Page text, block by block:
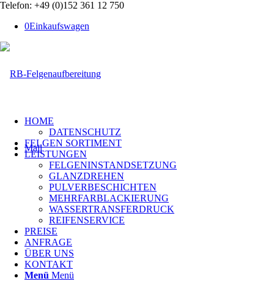
Telefon: +49 (0)152 361 12 750
0Einkaufswagen
Mail
HOME
DATENSCHUTZ
FELGEN SORTIMENT
LEISTUNGEN
FELGENINSTANDSETZUNG
GLANZDREHEN
PULVERBESCHICHTEN
MEHRFARBLACKIERUNG
WASSERTRANSFERDRUCK
REIFENSERVICE
PREISE
ANFRAGE
ÜBER UNS
KONTAKT
Menü Menü